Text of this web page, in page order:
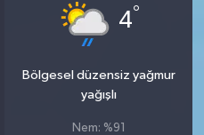
4°
Bölgesel düzensiz yağmur
yağışlı
Nem: %91